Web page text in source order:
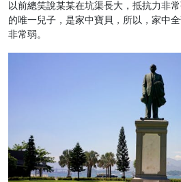
以前總笑說某某在坑渠長大，抵抗力非
的唯一兒子，是家中寶貝，所以，家中
非常弱。